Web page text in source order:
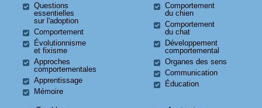
Questions
essentielles
sur l'adoption
Comportement
Évolutionnisme
et fixisme
Approches
comportementales
Apprentissage
Mémoire
Comportement
du chien
Comportement
du chat
Développement
comportemental
Organes des sens
Communication
Éducation